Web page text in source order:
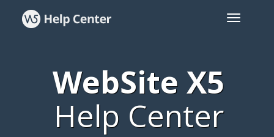
WebSite X5
Help Center